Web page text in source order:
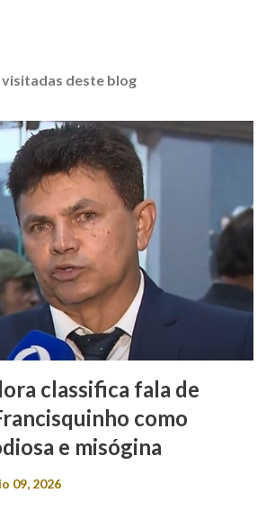
visitadas deste blog
classifica fala de
como
e misógina
09, 2026